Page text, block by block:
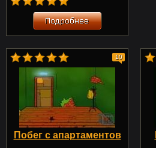
10
Побег с апартаментов